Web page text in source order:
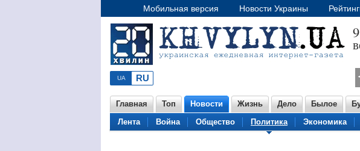
Мобильная версия Новости Украины
Главная Топ Новости Жизнь Дело Былое
Лента
Война Общество Политика Экономика